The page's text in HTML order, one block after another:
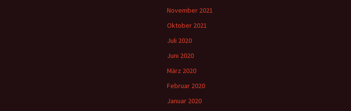
November 2021
Oktober 2021
Juli 2020
Juni 2020
März 2020
Februar 2020
Januar 2020